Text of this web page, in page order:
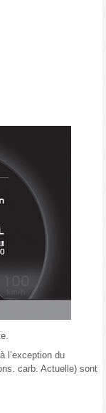
l’exception du
carb. Actuelle) sont